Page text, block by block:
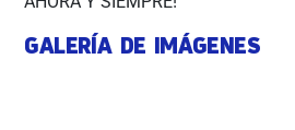
GALERÍA DE IMÁGENES